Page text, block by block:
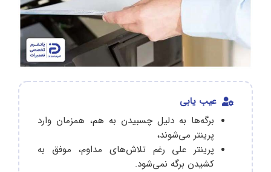
عیب یابی
برگه‌ها به دلیل چسبیدن به هم، همزمان وارد
پرینتر می‌شوند،
پرینتر علی رغم تلاش‌های مداوم، موفق به
کشیدن برگه نمی‌شود.